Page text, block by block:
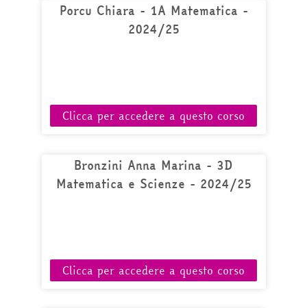
Porcu Chiara - 1A Matematica -
2024/25
Clicca per accedere a questo corso
Bronzini Anna Marina - 3D
Matematica e Scienze - 2024/25
Clicca per accedere a questo corso